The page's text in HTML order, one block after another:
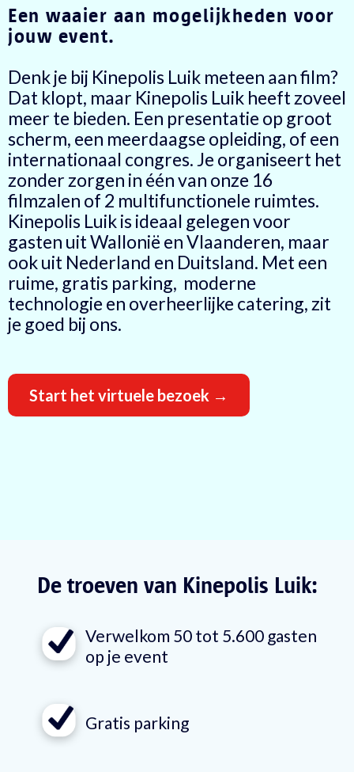
Een waaier aan mogelijkheden voor
jouw event.
Denk je bij Kinepolis Luik meteen aan film?
Dat klopt, maar Kinepolis Luik heeft zoveel
meer te bieden. Een presentatie op groot
scherm, een meerdaagse opleiding, of een
internationaal congres. Je organiseert het
zonder zorgen in één van onze 16
filmzalen of 2 multifunctionele ruimtes.
Kinepolis Luik is ideaal gelegen voor
gasten uit Wallonië en Vlaanderen, maar
ook uit Nederland en Duitsland. Met een
ruime, gratis parking, moderne
technologie en overheerlijke catering, zit
je goed bij ons.
Start het virtuele bezoek →
De troeven van Kinepolis Luik:
Verwelkom 50 tot 5.600 gasten
op je event
Gratis parking